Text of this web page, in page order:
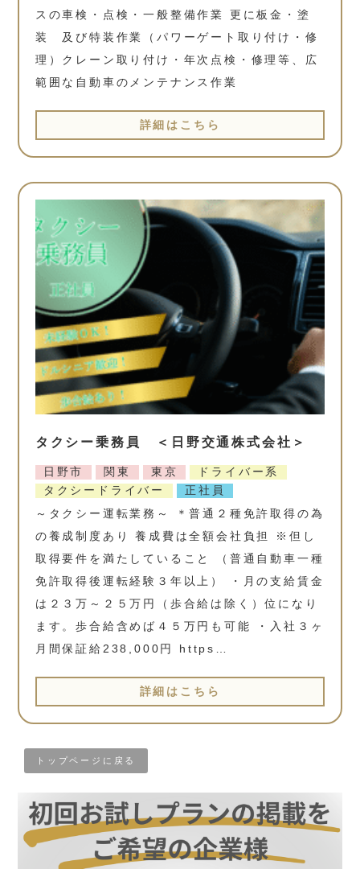
スの車検・点検・一般整備作業 更に板金・塗
装 及び特装作業（パワーゲート取り付け・修
理）クレーン取り付け・年次点検・修理等、広
範囲な自動車のメンテナンス作業
詳細はこちら
タクシー乗務員 ＜日野交通株式会社＞
日野市 関東 東京
ドライバー系
タクシードライバー
正社員
～タクシー運転業務～ ＊普通２種免許取得の為
の養成制度あり 養成費は全額会社負担 ※但し
取得要件を満たしていること （普通自動車一種
免許取得後運転経験３年以上） ・月の支給賃金
は２３万～２５万円（歩合給は除く）位になり
ます。歩合給含めば４５万円も可能 ・入社３ヶ
月間保証給238,000円 https…
詳細はこちら
トップページに戻る